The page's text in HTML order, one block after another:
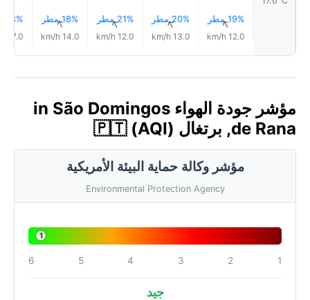
19% مطر↑
12.0 km/h
20% مطر↑
13.0 km/h
21% مطر↑
12.0 km/h
18% مطر↑
14.0 km/h
13% مطر
17.0 km/h
مؤشر جودة الهواء in São Domingos
de Rana, برتغال 🇵🇹 (AQI)
مؤشر وكالة حماية البيئة الأمريكية
Environmental Protection Agency
1
1
2
3
4
5
6
جيد